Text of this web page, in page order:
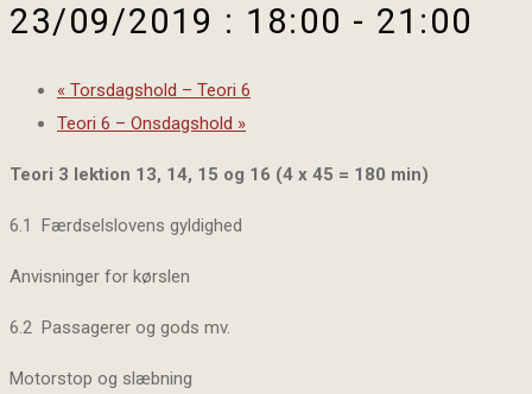
23/09/2019 : 18:00 - 21:00
« Torsdagshold – Teori 6
Teori 6 – Onsdagshold »
Teori 3 lektion 13, 14, 15 og 16 (4 x 45 = 180 min)
6.1 Færdselslovens gyldighed
Anvisninger for kørslen
6.2 Passagerer og gods mv.
Motorstop og slæbning